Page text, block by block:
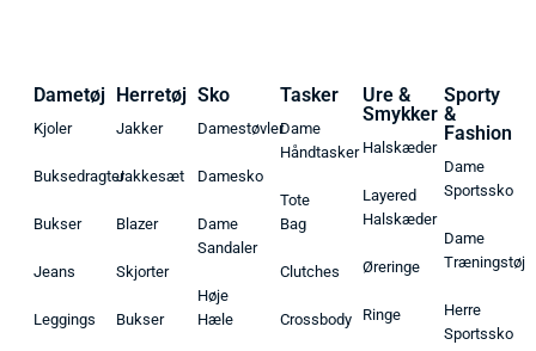
Dametøj
Kjoler
Buksedragter
Bukser
Jeans
Leggings
Herretøj
Jakker
Jakkesæt
Blazer
Skjorter
Bukser
Sko
Damestøvler
Damesko
Dame
Sandaler
Høje
Hæle
Tasker
Dame
Håndtasker
Tote
Bag
Clutches
Crossbody
Ure &
Smykker
Halskæder
Layered
Halskæder
Øreringe
Ringe
Sporty
&
Fashion
Dame
Sportssko
Dame
Træningstøj
Herre
Sportssko